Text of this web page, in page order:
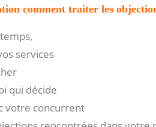
comment traiter les
services
qui décide
votre concurrent